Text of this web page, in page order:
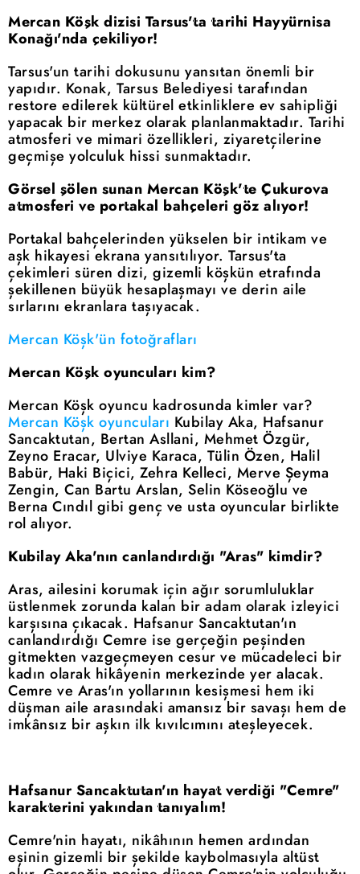
Mercan Köşk dizisi Tarsus'ta tarihi Hayyürnisa
Konağı'nda çekiliyor!
Tarsus'un tarihi dokusunu yansıtan önemli bir
yapıdır. Konak, Tarsus Belediyesi tarafından
restore edilerek kültürel etkinliklere ev sahipliği
yapacak bir merkez olarak planlanmaktadır. Tarihi
atmosferi ve mimari özellikleri, ziyaretçilerine
geçmişe yolculuk hissi sunmaktadır.
Görsel şölen sunan Mercan Köşk'te Çukurova
atmosferi ve portakal bahçeleri göz alıyor!
Portakal bahçelerinden yükselen bir intikam ve
aşk hikayesi ekrana yansıtılıyor. Tarsus'ta
çekimleri süren dizi, gizemli köşkün etrafında
şekillenen büyük hesaplaşmayı ve derin aile
sırlarını ekranlara taşıyacak.
Mercan Köşk'ün fotoğrafları
Mercan Köşk oyuncuları kim?
Mercan Köşk oyuncu kadrosunda kimler var?
Mercan Köşk oyuncuları Kubilay Aka, Hafsanur
Sancaktutan, Bertan Asllani, Mehmet Özgür,
Zeyno Eracar, Ulviye Karaca, Tülin Özen, Halil
Babür, Haki Biçici, Zehra Kelleci, Merve Şeyma
Zengin, Can Bartu Arslan, Selin Köseoğlu ve
Berna Cındıl gibi genç ve usta oyuncular birlikte
rol alıyor.
Kubilay Aka'nın canlandırdığı "Aras" kimdir?
Aras, ailesini korumak için ağır sorumluluklar
üstlenmek zorunda kalan bir adam olarak izleyici
karşısına çıkacak. Hafsanur Sancaktutan'ın
canlandırdığı Cemre ise gerçeğin peşinden
gitmekten vazgeçmeyen cesur ve mücadeleci bir
kadın olarak hikâyenin merkezinde yer alacak.
Cemre ve Aras'ın yollarının kesişmesi hem iki
düşman aile arasındaki amansız bir savaşı hem de
imkânsız bir aşkın ilk kıvılcımını ateşleyecek.
Hafsanur Sancaktutan'ın hayat verdiği "Cemre"
karakterini yakından tanıyalım!
Cemre'nin hayatı, nikâhının hemen ardından
eşinin gizemli bir şekilde kaybolmasıyla altüst